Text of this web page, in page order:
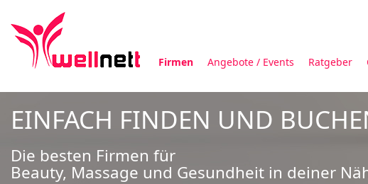
Firmen Angebote / Events Ratgeber
EINFACH FINDEN UND
Die besten Firmen für
Beauty, Massage und Gesundheit in deiner